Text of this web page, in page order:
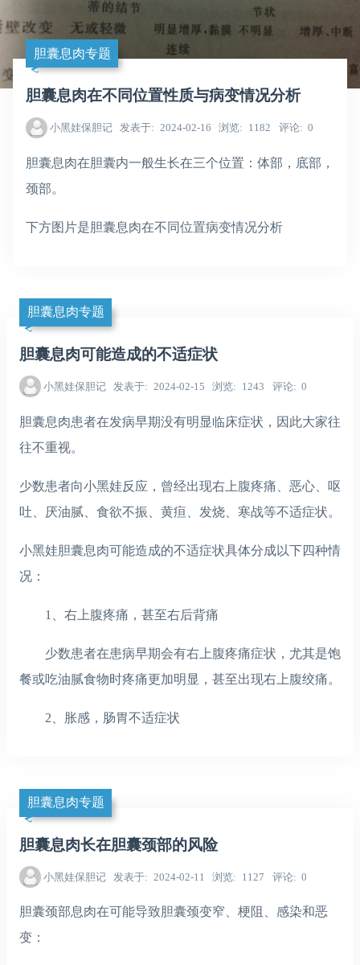
胆囊息肉专题
胆囊息肉在不同位置性质与病变情况分析
小黑娃保胆记 发表于 2024-02-16 浏览 1182 评论 0
胆囊息肉在胆囊内一般生长在三个位置：体部，底部，
颈部。
下方图片是胆囊息肉在不同位置病变情况分析
胆囊息肉专题
胆囊息肉可能造成的不适症状
小黑娃保胆记 发表于 2024-02-15 浏览 1243 评论 0
胆囊息肉患者在发病早期没有明显临床症状，因此大家往
往不重视。
少数患者向小黑娃反应，曾经出现右上腹疼痛、恶心、呕
吐、厌油腻、食欲不振、黄疸、发烧、寒战等不适症状。
小黑娃胆囊息肉可能造成的不适症状具体分成以下四种情
况：
1、右上腹疼痛，甚至右后背痛
少数患者在患病早期会有右上腹疼痛症状，尤其是饱
餐或吃油腻食物时疼痛更加明显，甚至出现右上腹绞痛。
2、胀感，肠胃不适症状
胆囊息肉专题
胆囊息肉长在胆囊颈部的风险
小黑娃保胆记 发表于 2024-02-11 浏览 1127 评论 0
胆囊颈部息肉在可能导致胆囊颈变窄、梗阻、感染和恶
变：